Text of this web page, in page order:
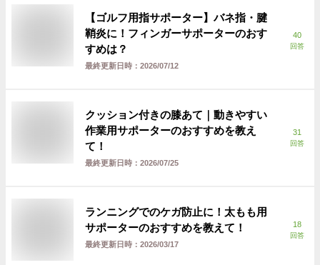
【ゴルフ用指サポーター】バネ指・腱
鞘炎に！フィンガーサポーターのおす
すめは？
最終更新日時： 2026/07/12
40
回答
クッション付きの膝あて｜動きやすい
作業用サポーターのおすすめを教え
て！
最終更新日時： 2026/07/25
31
回答
ランニングでのケガ防止に！太もも用
サポーターのおすすめを教えて！
最終更新日時： 2026/03/17
18
回答